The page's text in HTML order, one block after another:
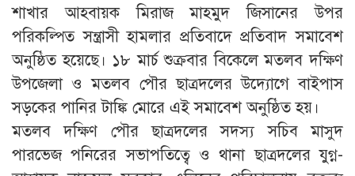
শাখার আহবায়ক মিরাজ মাহমুদ জিসানের উপর
পরিকল্পিত সন্ত্রাসী হামলার প্রতিবাদে প্রতিবাদ সমাবেশ
অনুষ্ঠিত হয়েছে। ১৮ মার্চ শুক্রবার বিকেলে মতলব দক্ষিণ
উপজেলা ও মতলব পৌর ছাত্রদলের উদ্যোগে বাইপাস
সড়কের পানির টাঙ্কি মোরে এই সমাবেশ অনুষ্ঠিত হয়।
মতলব দক্ষিণ পৌর ছাত্রদলের সদস্য সচিব মাসুদ
পারভেজ পনিরের সভাপতিত্বে ও থানা ছাত্রদলের যুগ্ন-